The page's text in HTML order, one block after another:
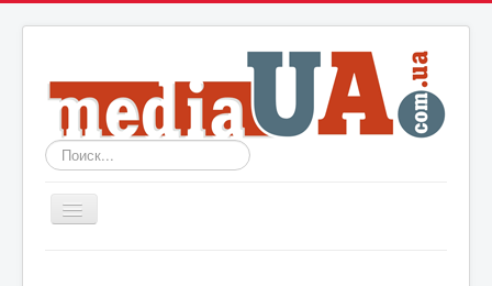
Искать...
Включить/
выключить